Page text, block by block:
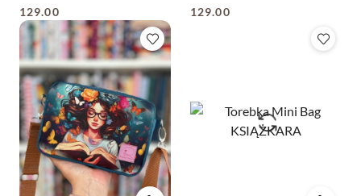
Cena:
129.00
Cena:
129.00